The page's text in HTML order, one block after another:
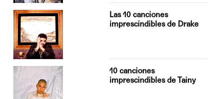
Las 10 canciones
imprescindibles de Drake
10 canciones
imprescindibles de Tainy